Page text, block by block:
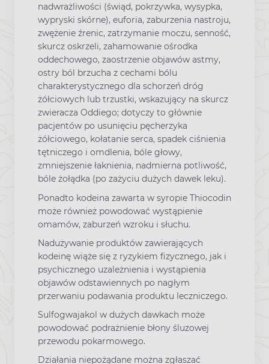
nadwrażliwości (świąd, pokrzywka, wysypka,
wypryski skórne), euforia, zaburzenia nastroju,
zwężenie źrenic, zatrzymanie moczu, senność,
skurcz oskrzeli, zahamowanie ośrodka
oddechowego, zaostrzenie objawów astmy,
ostry ból brzucha z cechami bólu
charakterystycznego dla schorzeń dróg
żółciowych lub trzustki, wskazujący na skurcz
zwieracza Oddiego; dotyczy to głównie
pacjentów po usunięciu pęcherzyka
żółciowego, kołatanie serca, spadek ciśnienia
tętniczego i omdlenia, bóle głowy,
zmniejszenie łaknienia, nadmierna potliwość,
bóle żołądka (po zażyciu dużych dawek leku).
Ponadto kodeina zawarta w syropie Thiocodin
może również powodować wystąpienie
omamów, zaburzeń wzroku i słuchu.
Nadużywanie produktów zawierających
kodeinę wiąże się z ryzykiem fizycznego, jak i
psychicznego uzależnienia i wystąpienia
objawów odstawiennych po nagłym
przerwaniu podawania produktu leczniczego.
Sulfogwajakol w dużych dawkach może
powodować podrażnienie błony śluzowej
przewodu pokarmowego.
Działania niepożądane można zgłaszać